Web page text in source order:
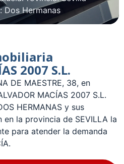
Dos Hermanas
2007 S.L.
DE MAESTRE, 38, en
MACÍAS 2007 S.L.
HERMANAS y sus
la provincia de SEVILLA la
para atender la demanda